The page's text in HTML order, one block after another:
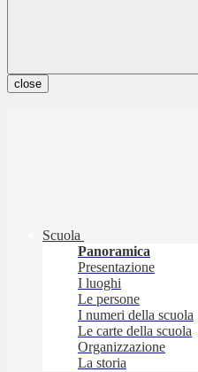
close
Scuola
Panoramica
Presentazione
I luoghi
Le persone
I numeri della scuola
Le carte della scuola
Organizzazione
La storia